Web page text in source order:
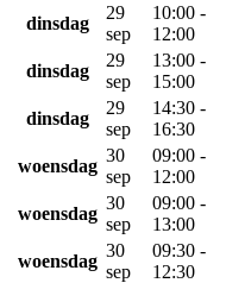
dinsdag
29
sep
10:00 -
12:00
dinsdag
29
sep
13:00 -
15:00
dinsdag
29
sep
14:30 -
16:30
woensdag
30
sep
09:00 -
12:00
woensdag
30
sep
09:00 -
13:00
woensdag
30
sep
09:30 -
12:30